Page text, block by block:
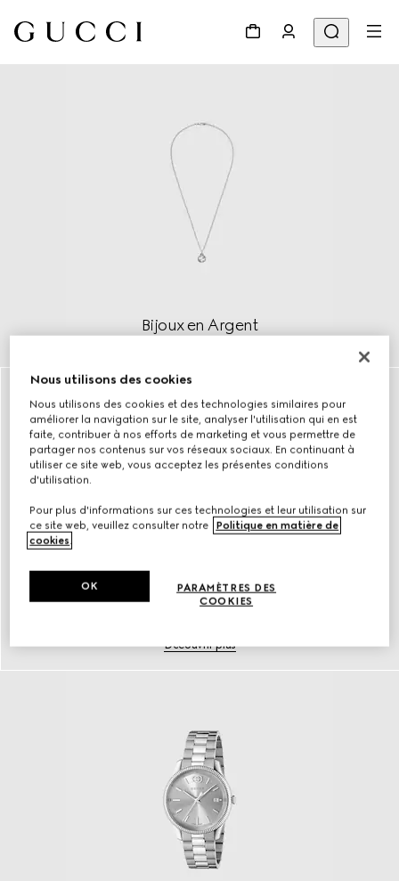
Bijoux en Argent
Découvrir plus
Nous utilisons des cookies
Nous utilisons des cookies et des technologies similaires pour
améliorer la navigation sur le site, analyser l'utilisation qui en est
faite, contribuer à nos efforts de marketing et vous permettre de
partager nos contenus sur vos réseaux sociaux. En continuant à
utiliser ce site web, vous acceptez les présentes conditions
d'utilisation.
Pour plus d'informations sur ces technologies et leur utilisation sur
ce site web, veuillez consulter notre
Politique en matière de
cookies.
PARAMÈTRES DES
COOKIES
OK